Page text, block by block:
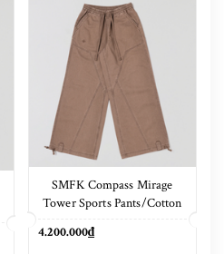
SMFK Compass Mirage
Tower Sports Pants/Cotton
4.200.000₫